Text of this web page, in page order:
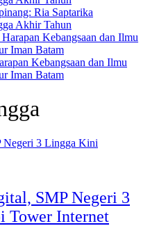
Ria Saptarika
Akhir Tahun
Kebangsaan dan Ilmu
Iman Batam
SMP Negeri 3
Tower Internet